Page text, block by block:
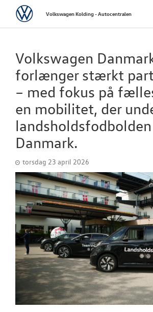
VolkswagenVolkswagen Kolding - Autocentralen
Volkswagen
forlænger stærkt
– med fokus på
en mobilitet, der
Danmark.
torsdag 23 april 2026